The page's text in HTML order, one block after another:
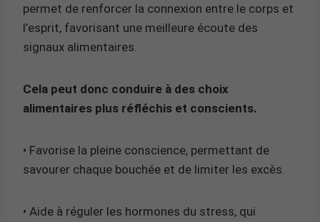
permet de renforcer la connexion entre le corps et
l’esprit, favorisant une meilleure écoute des
signaux alimentaires.
Cela peut donc conduire à des choix
alimentaires plus réfléchis et conscients.
• Favorise la pleine conscience, permettant de
savourer chaque bouchée et de limiter les excès.
• Aide à réguler les hormones du stress, qui